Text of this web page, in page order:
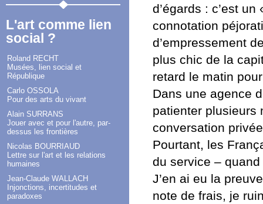
L'art comme lien
social ?
Roland RECHT
Musées, lien social et
République
Carlo OSSOLA
Pour des arts du vivant
Alain SURRANS
Jouer avec et pour l'autre, par-
dessus les frontières
Nicolas BOURRIAUD
Lettre sur l'art et les relations
humaines
Jean-Claude WALLACH
Injonctions, incertitudes et
paradoxes
d’égards : c’est
connotation
d’empressement
plus chic de la
retard le matin
Dans une agence
patienter plusieurs
conversation
Pourtant, les
du service –
J’en ai eu la
note de frais, je